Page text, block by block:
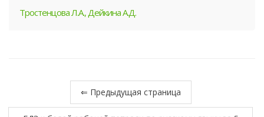
Тростенцова Л.А., Дейкина А.Д.
⇐ Предыдущая страница